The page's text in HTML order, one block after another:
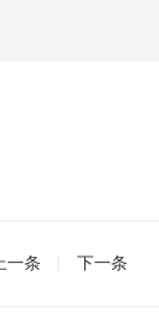
一条 下一条